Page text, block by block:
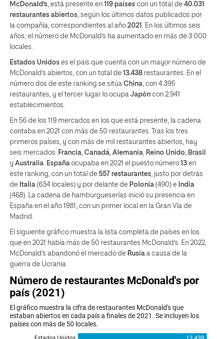
McDonald’s , está presente en 119 países con un total de 40.031
restaurantes abiertos , según los últimos datos publicados por
la compañía, correspondientes al año 2021
. En los últimos seis
años, el número de McDonald’s ha aumentado en más de 3.000
locales.
Estados Unidos es el país que cuenta con un mayor número de
McDonald’s abiertos, con un total de 13.438 restaurantes. En el
número dos de este ranking se sitúa China , con 4.395
restaurantes, y el tercer lugar lo ocupa Japón con 2.941
establecimientos.
En 56 de los 119 mercados en los que está presente, la cadena
contaba en 2021 con más de 50 restaurantes. Tras los tres
primeros países, y con más de mil restaurantes abiertos, hay
seis mercados: Francia Canadá Alemania Reino Unido
Brasil
y Australia España ocupaba en 2021 el puesto número 13 en
este ranking, con un total de 557 restaurantes , justo por detrás
de Italia (634 locales) y por delante de Polonia (490) e India
(468). La cadena de hamburgueserías inició su presencia en
España en el año 1981, con un primer local en la Gran Vía de
Madrid.
El siguiente gráfico muestra la lista completa de países en los
que en 2021 había más de 50 restaurantes McDonald’s. En 2022,
McDonald’s abandonó el mercado de Rusia a causa de la
guerra de Ucrania.